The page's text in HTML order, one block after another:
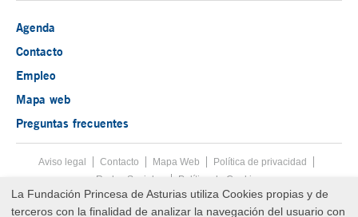
Agenda
Contacto
Empleo
Mapa web
Preguntas frecuentes
Menú pie
Aviso legal Tecla de acceso 8
Contacto Mapa Web
Política de privacidad
Redes Sociales
Política de Cookies
Fin menú pie
© Copyright Sun Aug 09 12:15:50 UTC 2026 Fundación Princesa de
La Fundación Princesa de Asturias utiliza Cookies propias y de
terceros con la finalidad de analizar la navegación del usuario con